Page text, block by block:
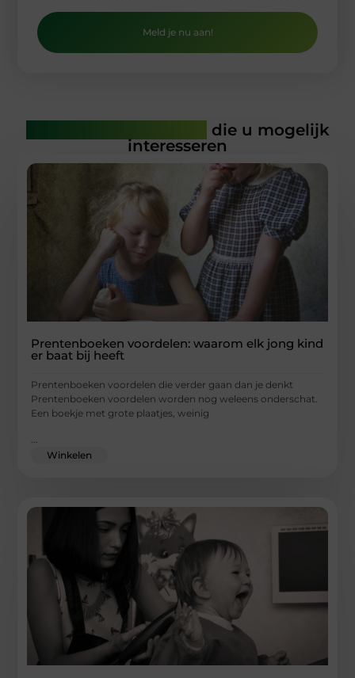
Meld je nu aan!
die u mogelijk
interesseren
Prentenboeken voordelen: waarom elk jong kind
er baat bij heeft
Prentenboeken voordelen die verder gaan dan je denkt
Prentenboeken voordelen worden nog weleens onderschat.
Een boekje met grote plaatjes, weinig
Winkelen